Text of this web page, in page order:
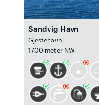
Sandvig Havn
Gjestehavn
1700 meter NW